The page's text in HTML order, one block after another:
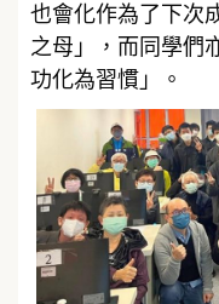
也會化作為了下次
之母」，而同學們
功化為習慣」。